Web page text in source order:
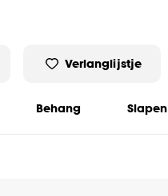
Verlanglijstje
Behang Slapen